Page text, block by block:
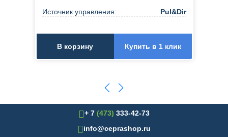
Источник управления: Pul&Dir
В корзину Купить в 1 клик
+ 7 (473) 333-42-73
info@ceprashop.ru